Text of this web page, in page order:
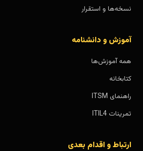
نسخه‌ها و استقرار
آموزش و دانشنامه
همه آموزش‌ها
کتابخانه
راهنمای ITSM
تمرینات ITIL4
ارتباط و اقدام بعدی